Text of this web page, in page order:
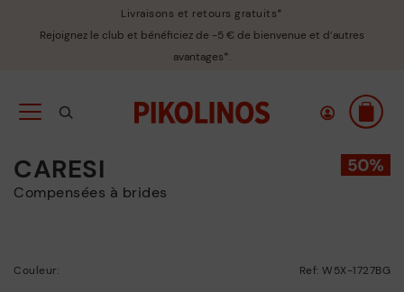
Livraisons et retours gratuits*
Rejoignez le club et bénéficiez de -5 € de bienvenue et d’autres
avantages*.
CARESI
Compensées à brides
Couleur: Ref: W5X-1727BG